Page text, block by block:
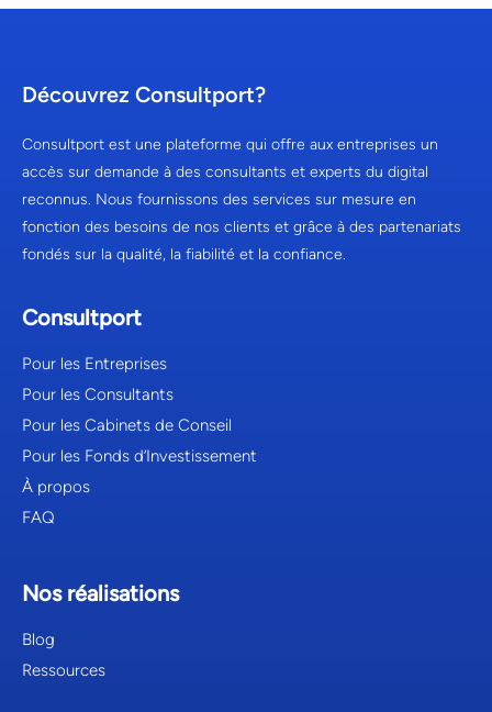
Découvrez Consultport?
Consultport est une plateforme qui offre aux entreprises un
accès sur demande à des consultants et experts du digital
reconnus. Nous fournissons des services sur mesure en
fonction des besoins de nos clients et grâce à des partenariats
fondés sur la qualité, la fiabilité et la confiance.
Consultport
Pour les Entreprises
Pour les Consultants
Pour les Cabinets de Conseil
Pour les Fonds d’Investissement
À propos
FAQ
Nos réalisations
Blog
Ressources